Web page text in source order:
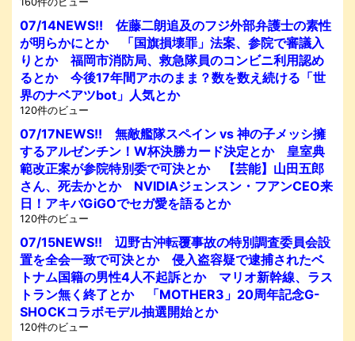
07/14NEWS!! 佐藤二朗追及のフジ外部弁護士の素性
が明らかにとか 「国旗損壊罪」法案、参院で審議入
りとか 福岡市消防局、救急隊員のコンビニ利用認め
るとか 今後17年間アホのまま？数を数え続ける「世
界のナベアツbot」人気とか
120件のビュー
07/17NEWS!! 無敵艦隊スペイン vs 神の子メッシ擁
するアルゼンチン！W杯決勝カード決定とか 皇室典
範改正案が参院特別委で可決とか 【芸能】山田五郎
さん、死去かとか NVIDIAジェンスン・フアンCEO来
日！アキバGiGOでセガ愛を語るとか
120件のビュー
07/15NEWS!! 辺野古沖転覆事故の特別調査委員会設
置を全会一致で可決とか 侵入盗容疑で逮捕されたベ
トナム国籍の男性4人不起訴とか マリオ新幹線、ラス
トラン無く終了とか 「MOTHER3」20周年記念G-
SHOCKコラボモデル抽選開始とか
120件のビュー